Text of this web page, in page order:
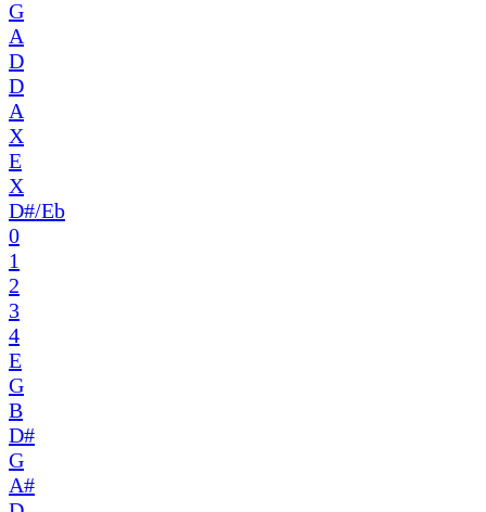
G
A
D
D
A
X
E
X
D#/Eb
0
1
2
3
4
E
G
B
D#
G
A#